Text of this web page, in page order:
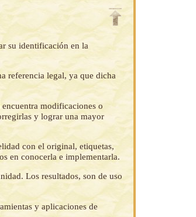
su identificación en la
referencia legal, ya que dicha
modificaciones o
y lograr una mayor
con el original, etiquetas,
en conocerla e implementarla.
Los resultados, son de uso
y aplicaciones de